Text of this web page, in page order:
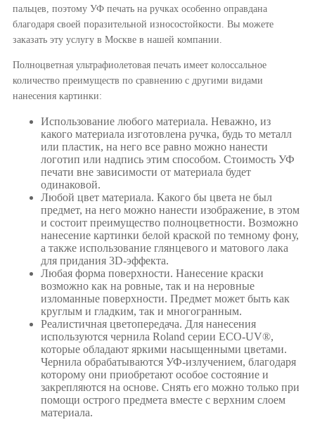
пальцев, поэтому УФ печать на ручках особенно оправдана
благодаря своей поразительной износостойкости. Вы можете
заказать эту услугу в Москве в нашей компании.
Полноцветная ультрафиолетовая печать имеет колоссальное
количество преимуществ по сравнению с другими видами
нанесения картинки:
Использование любого материала. Неважно, из
какого материала изготовлена ручка, будь то металл
или пластик, на него все равно можно нанести
логотип или надпись этим способом. Стоимость УФ
печати вне зависимости от материала будет
одинаковой.
Любой цвет материала. Какого бы цвета не был
предмет, на него можно нанести изображение, в этом
и состоит преимущество полноцветности. Возможно
нанесение картинки белой краской по темному фону,
а также использование глянцевого и матового лака
для придания 3D-эффекта.
Любая форма поверхности. Нанесение краски
возможно как на ровные, так и на неровные
изломанные поверхности. Предмет может быть как
круглым и гладким, так и многогранным.
Реалистичная цветопередача. Для нанесения
используются чернила Roland серии ECO-UV®,
которые обладают яркими насыщенными цветами.
Чернила обрабатываются УФ-излучением, благодаря
которому они приобретают особое состояние и
закрепляются на основе. Снять его можно только при
помощи острого предмета вместе с верхним слоем
материала.